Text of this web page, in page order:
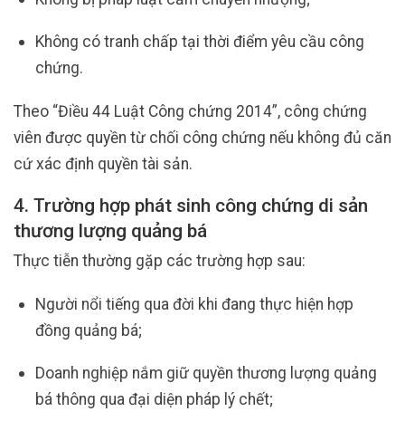
Không có tranh chấp tại thời điểm yêu cầu công
chứng.
Theo “Điều 44 Luật Công chứng 2014”, công chứng
viên được quyền từ chối công chứng nếu không đủ căn
cứ xác định quyền tài sản.
4. Trường hợp phát sinh công chứng di sản
thương lượng quảng bá
Thực tiễn thường gặp các trường hợp sau:
Người nổi tiếng qua đời khi đang thực hiện hợp
đồng quảng bá;
Doanh nghiệp nắm giữ quyền thương lượng quảng
bá thông qua đại diện pháp lý chết;